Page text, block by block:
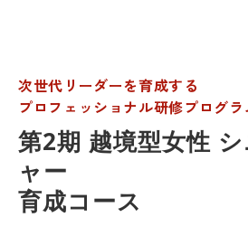
次世代リーダーを育成する
プロフェッショナル研修プログラ
第2期 越境型女性
ャー
育成コース